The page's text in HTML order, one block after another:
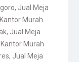
, Jual Meja
Murah
, Jual Meja
Murah
, Jual Meja